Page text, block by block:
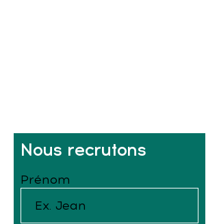
Nous recrutons
Prénom